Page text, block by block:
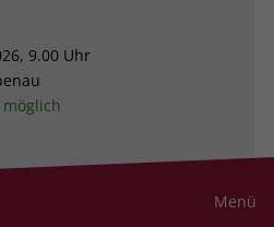
9.00 Uhr
Aus ungeliebten
Menü